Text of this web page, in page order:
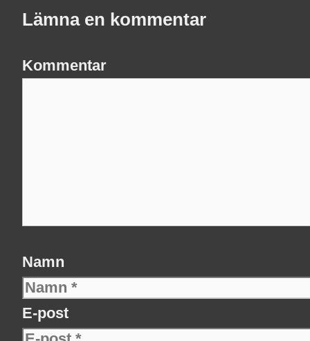
Lämna en kommentar
Kommentar
Namn
E-post